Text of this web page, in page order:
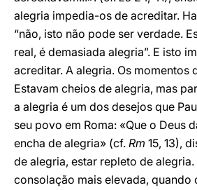
alegria impedia-os de acreditar.
“não, isto não pode ser verdade.
real, é demasiada alegria”. E isto
acreditar. A alegria. Os momentos
Estavam cheios de alegria, mas
a alegria é um dos desejos que
seu povo em Roma: «Que o Deus
encha de alegria» (cf. Rm 15, 13),
de alegria, estar repleto de
consolação mais elevada, quando